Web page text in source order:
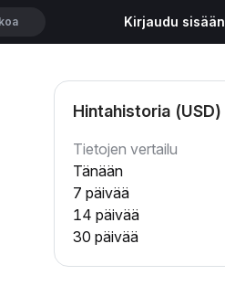
Kirjaudu sisään
Hintahistoria (USD)
Tietojen vertailu
Tänään
7 päivää
14 päivää
30 päivää